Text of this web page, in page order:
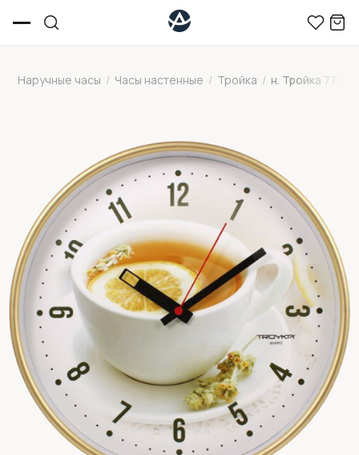
Наручные часы / Часы настенные / Тройка / н. Тройка